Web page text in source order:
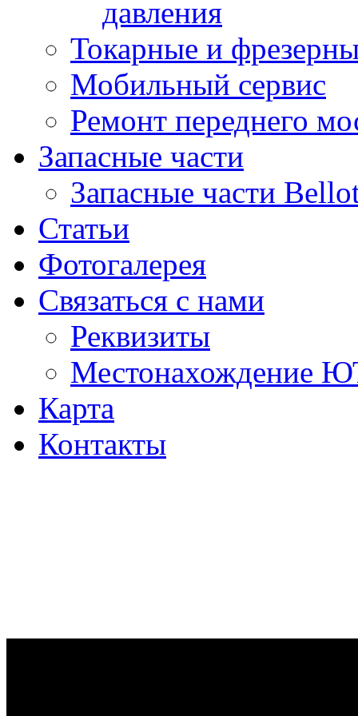
давления
Токарные и
Мобильный сервис
Ремонт переднего
Запасные части
Запасные части
Статьи
Фотогалерея
Связаться с нами
Реквизиты
Местонахождение
Карта
Контакты